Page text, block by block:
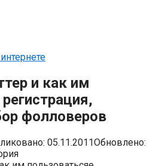
и как им
фолловеров
05.11.2011Обновлено: